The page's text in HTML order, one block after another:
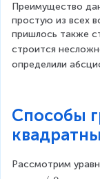
-
3
Преимущество
простую из всех
пришлось также
строится
определили
Способы
Рассмотрим